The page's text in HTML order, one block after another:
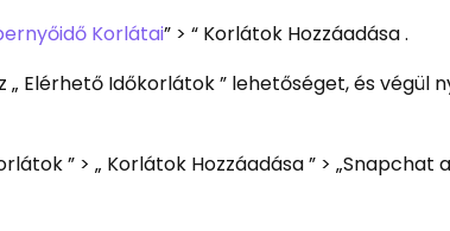
Korlátai” > “ Korlátok Hozzáadása .
„ Elérhető Időkorlátok ” lehetőséget, és végül
” > „ Korlátok Hozzáadása ” > „Snapchat